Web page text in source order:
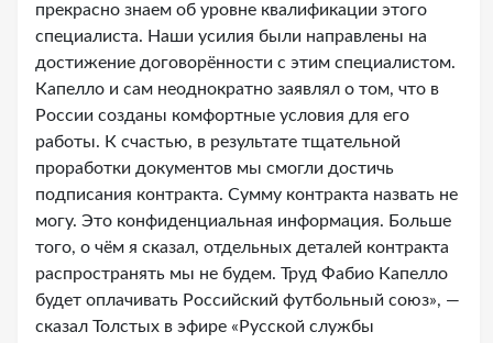
прекрасно знаем об уровне квалификации этого
специалиста. Наши усилия были направлены на
достижение договорённости с этим специалистом.
Капелло и сам неоднократно заявлял о том, что в
России созданы комфортные условия для его
работы. К счастью, в результате тщательной
проработки документов мы смогли достичь
подписания контракта. Сумму контракта назвать не
могу. Это конфиденциальная информация. Больше
того, о чём я сказал, отдельных деталей контракта
распространять мы не будем. Труд Фабио Капелло
будет оплачивать Российский футбольный союз», —
сказал Толстых в эфире «Русской службы